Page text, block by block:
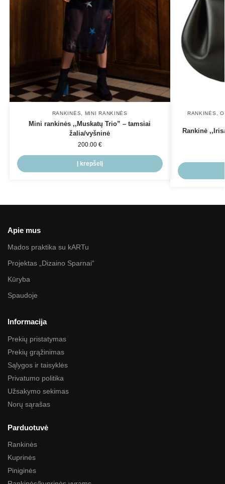
RANKINĖS MINI RANKINĖS
Mini rankinės ,,Muskatų Trio” – tamsiai
žalia/vyšninė
200.00 €
Į krepšelį
RANKINĖS
Rankinė
Apie mus
Mados praktika su kARTu
Projektas „Dizaino Sparnai“
Kūryba
Spaudoje
Informacija
Prekių pristatymas
Prekių grąžinimas
Sąlygos ir taisyklės
Privatumo politika
Užsakymo sekimas
Norų sąrašas
Parduotuvė
Rankinės
Kuprinės
Piniginės